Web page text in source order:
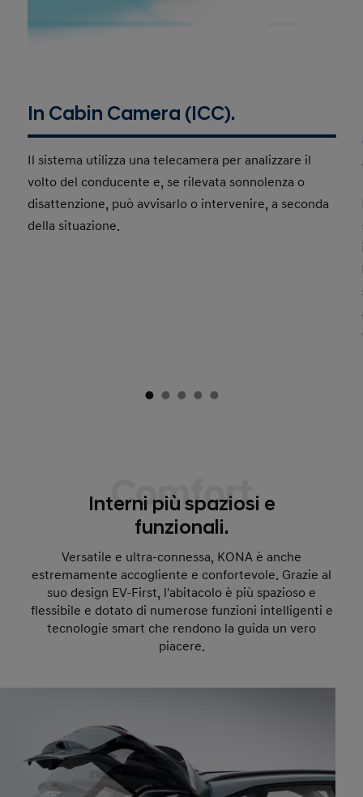
In Cabin Camera (ICC).
Il sistema utilizza una telecamera per analizzare il
volto del conducente e, se rilevata sonnolenza o
disattenzione, può avvisarlo o intervenire, a seconda
della situazione.
Comfort
Interni più spaziosi e
funzionali.
Versatile e ultra-connessa, KONA è anche
estremamente accogliente e confortevole. Grazie al
suo design EV-First, l'abitacolo è più spazioso e
flessibile e dotato di numerose funzioni intelligenti e
tecnologie smart che rendono la guida un vero
piacere.